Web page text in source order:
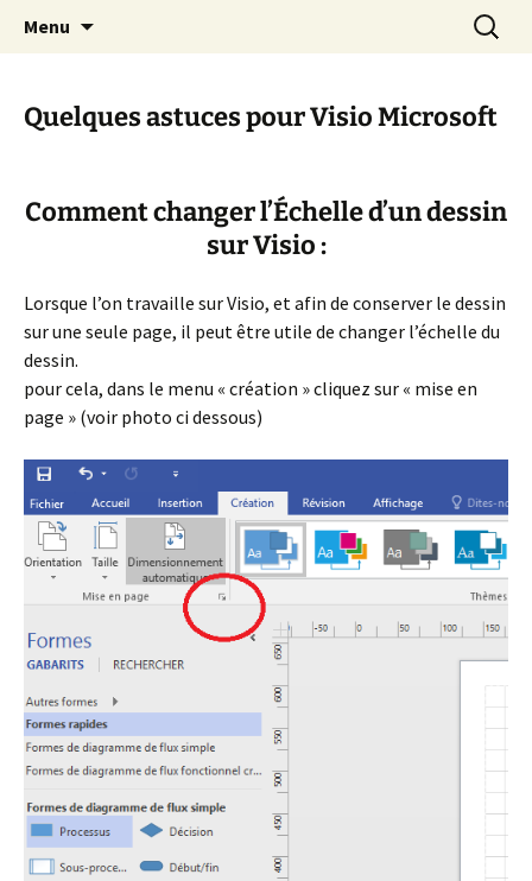
Christian Pc
Cours Dépannages informatique
Interventions rapides création de sites
Menu
Quelques astuces pour Visio Microsoft
Comment changer l’Échelle d’un dessin
sur Visio :
Lorsque l’on travaille sur Visio, et afin de conserver le dessin
sur une seule page, il peut être utile de changer l’échelle du
dessin.
pour cela, dans le menu « création » cliquez sur « mise en
page » (voir photo ci dessous)